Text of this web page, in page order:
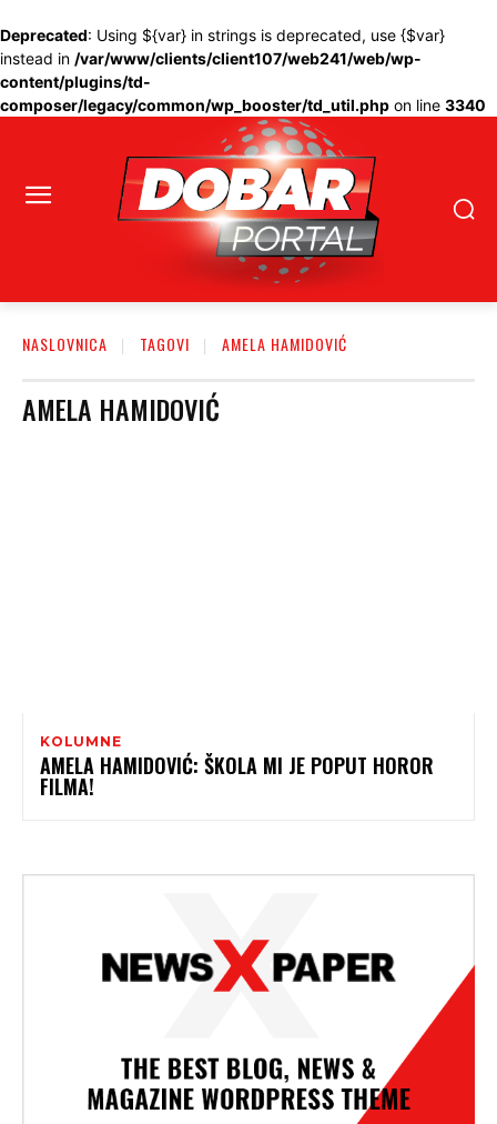
Deprecated: Using ${var} in strings is deprecated, use {$var}
instead in /var/www/clients/client107/web241/web/wp-
content/plugins/td-
composer/legacy/common/wp_booster/td_util.php on line 3340
NASLOVNICA TAGOVI AMELA HAMIDOVIĆ
AMELA HAMIDOVIĆ
KOLUMNE
AMELA HAMIDOVIĆ: ŠKOLA MI JE POPUT HOROR
FILMA!